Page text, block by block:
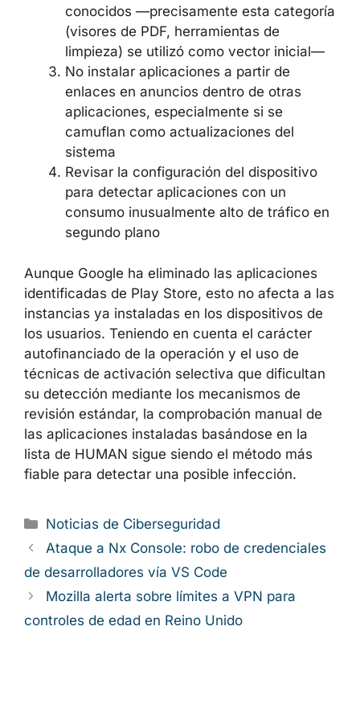
conocidos —precisamente esta categoría
(visores de PDF, herramientas de
limpieza) se utilizó como vector inicial—
No instalar aplicaciones a partir de
enlaces en anuncios dentro de otras
aplicaciones, especialmente si se
camuflan como actualizaciones del
sistema
Revisar la configuración del dispositivo
para detectar aplicaciones con un
consumo inusualmente alto de tráfico en
segundo plano
Aunque Google ha eliminado las aplicaciones
identificadas de Play Store, esto no afecta a las
instancias ya instaladas en los dispositivos de
los usuarios. Teniendo en cuenta el carácter
autofinanciado de la operación y el uso de
técnicas de activación selectiva que dificultan
su detección mediante los mecanismos de
revisión estándar, la comprobación manual de
las aplicaciones instaladas basándose en la
lista de HUMAN sigue siendo el método más
fiable para detectar una posible infección.
Categorías
Noticias de Ciberseguridad
Ataque a Nx Console: robo de credenciales
de desarrolladores vía VS Code
Mozilla alerta sobre límites a VPN para
controles de edad en Reino Unido